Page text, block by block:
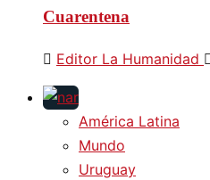
Cuarentena
Editor La Humanidad
América Latina
Mundo
Uruguay